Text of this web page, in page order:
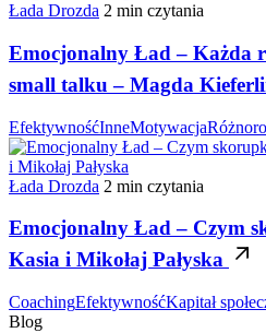
Łada Drozda 2 min czytania
Emocjonalny Ład – Każda
small talku – Magda
EfektywnośćInneMotywacja
Łada Drozda 2 min czytania
Emocjonalny Ład – Czym
Kasia i Mikołaj Pałyska
CoachingEfektywnośćKapitał
Blog